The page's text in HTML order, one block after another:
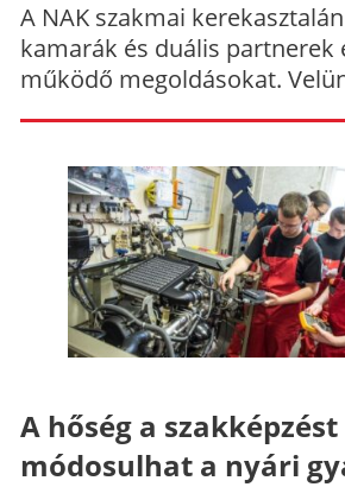
A NAK szakmai
kamarák és duális partnerek
működő megoldásokat.
A hőség a
módosulhat a nyári